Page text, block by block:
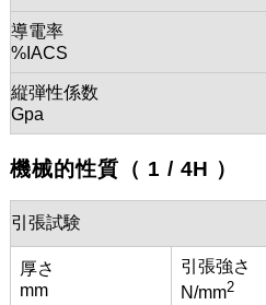
導電率
%IACS
縦弾性係数
Gpa
機械的性質（ 1 / 4H ）
引張試験
厚さ
mm
引張強さ
N/mm2